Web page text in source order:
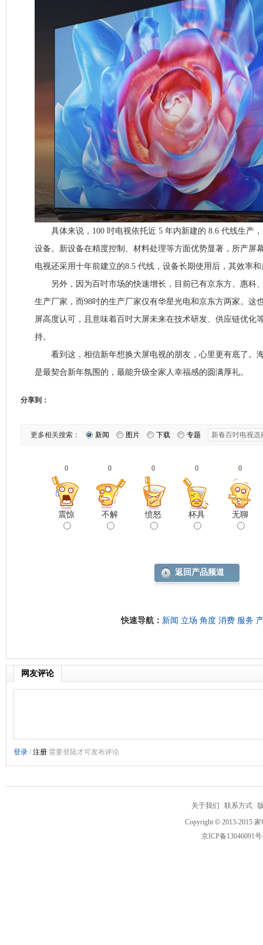
具体来说，100 吋电视依托近 5 年内新建的 8.6 代线生产
设备。新设备在精度控制、材料处理等方面优势显著，所产屏
电视还采用十年前建立的8.5 代线，设备长期使用后，其效率
另外，因为百吋市场的快速增长，目前已有京东方、惠科
生产厂家，而98吋的生产厂家仅有华星光电和京东方两家。这
屏高度认可，且意味着百吋大屏未来在技术研发、供应链优化
持。
看到这，相信新年想换大屏电视的朋友，心里更有底了。
是最契合新年氛围的，最能升级全家人幸福感的圆满厚礼。
分享到：
更多相关搜索： 新闻 图片 下载 专题
0
震惊
0
不解
0
愤怒
0
杯具
0
无聊
返回产品频道
快速导航： 新闻 立场 角度 消费 服务
网友评论
关于我们 联系方式
Copyright © 2013-2015
京ICP备13046091号